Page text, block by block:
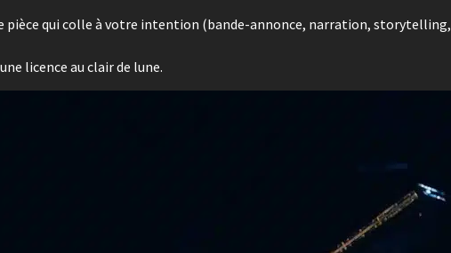
pièce qui colle à votre intention (bande-annonce, narration, storytelling,
licence au clair de lune.